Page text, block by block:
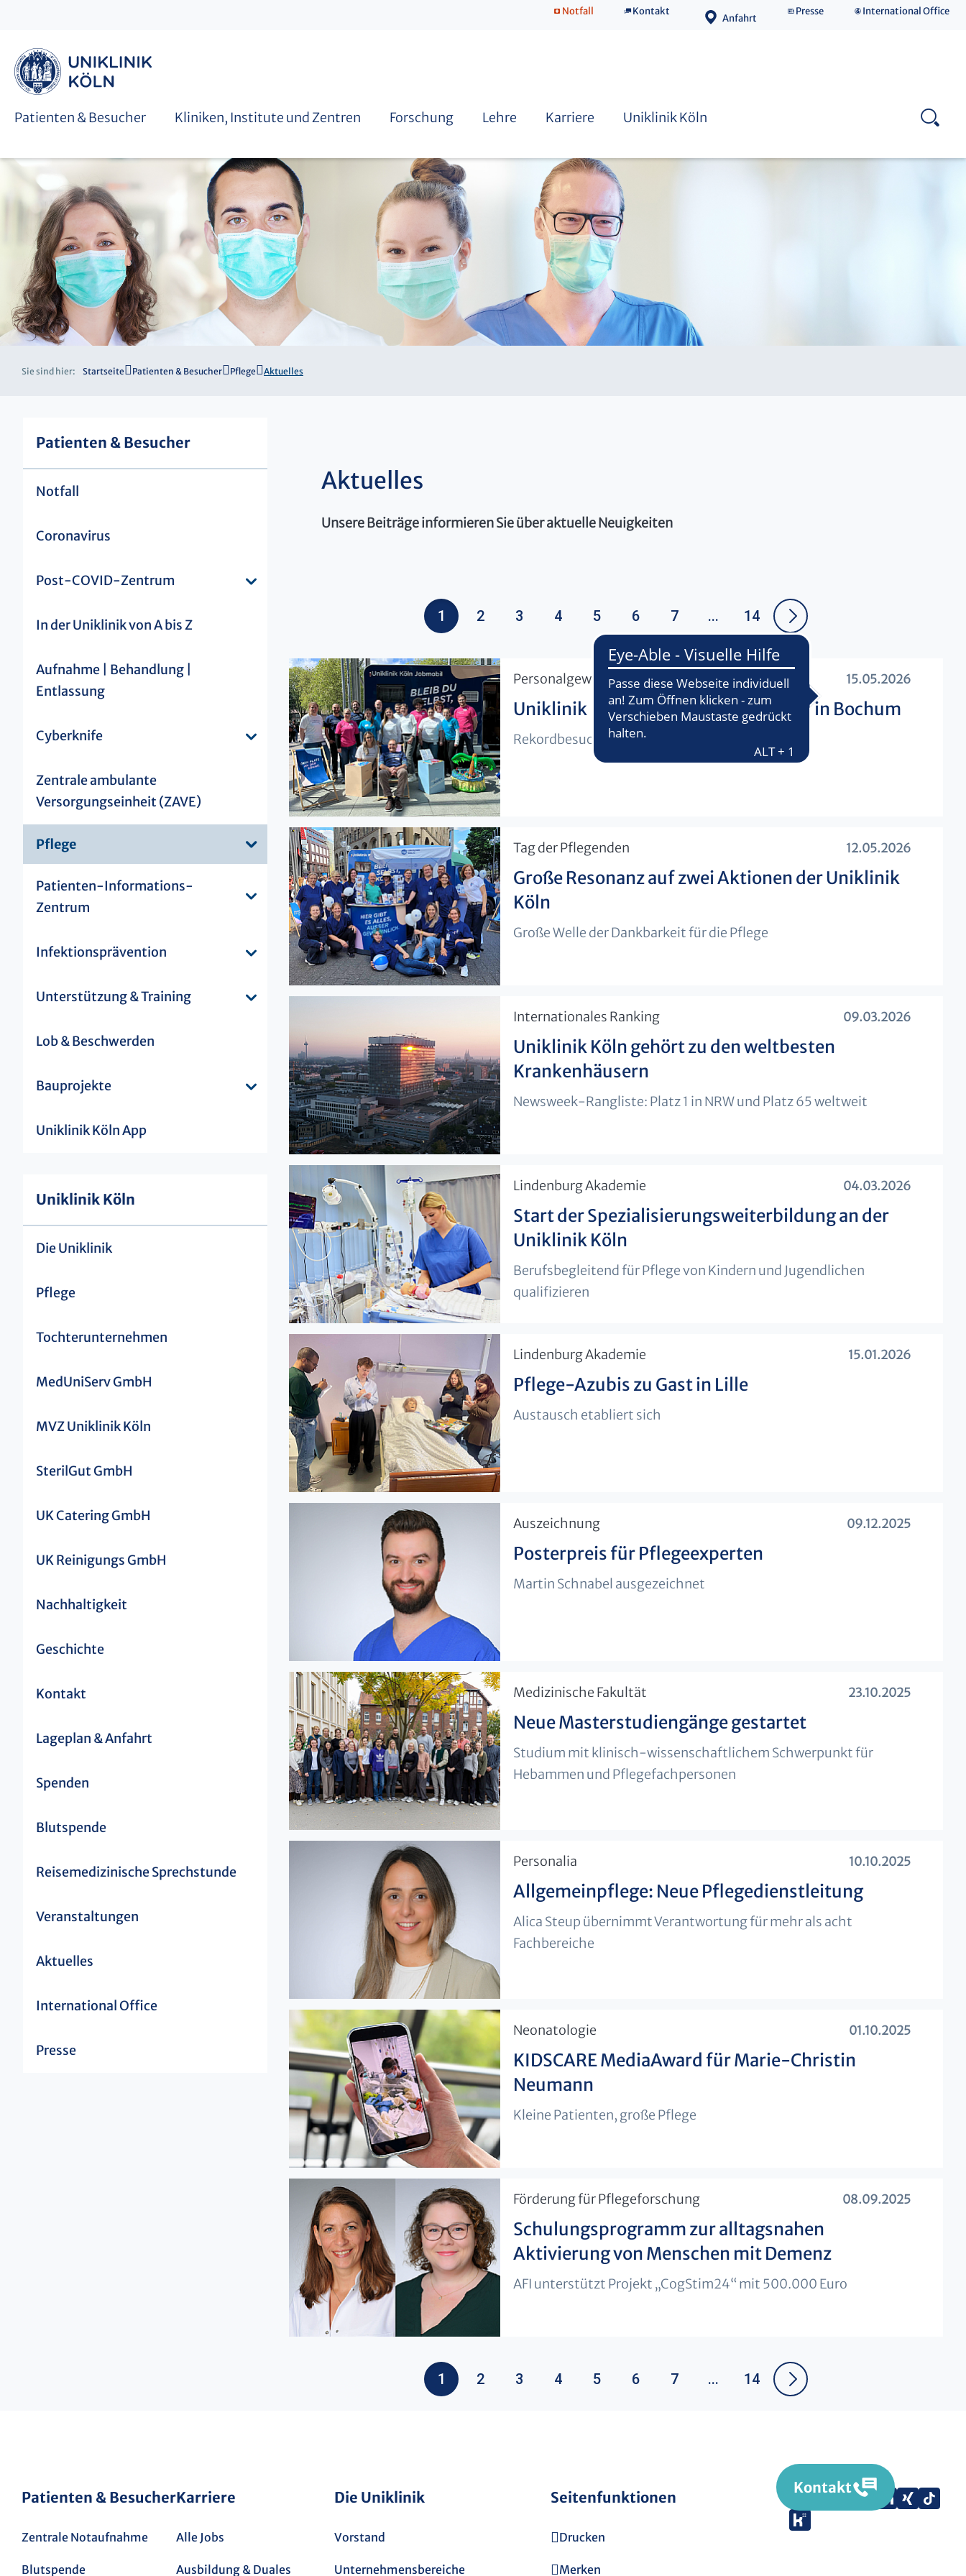
Kontakt
Notfall Kontakt
Anfahrt
Presse International Office
Patienten & Besucher Kliniken, Institute und Zentren Forschung Lehre Karriere Uniklinik Köln
Sie sind hier: Startseite Patienten & Besucher Pflege Aktuelles
Patienten & Besucher
Notfall
Coronavirus
Post-COVID-Zentrum
In der Uniklinik von A bis Z
Aufnahme | Behandlung |
Entlassung
Cyberknife
Zentrale ambulante
Versorgungseinheit (ZAVE)
Pflege
Patienten-Informations-
Zentrum
Infektionsprävention
Unterstützung & Training
Lob & Beschwerden
Bauprojekte
Uniklinik Köln App
Uniklinik Köln
Die Uniklinik
Pflege
Tochterunternehmen
MedUniServ GmbH
MVZ Uniklinik Köln
SterilGut GmbH
UK Catering GmbH
UK Reinigungs GmbH
Nachhaltigkeit
Geschichte
Kontakt
Lageplan & Anfahrt
Spenden
Blutspende
Reisemedizinische Sprechstunde
Veranstaltungen
Aktuelles
International Office
Presse
Aktuelles
Unsere Beiträge informieren Sie über aktuelle Neuigkeiten
1 2 3 4 5 6 7 ... 14
15.05.2026
​Personalgewinnung
Uniklinik Köln begeistert Nachwuchs in Bochum
Rekordbesuch beim Junge Pflege Kongress
12.05.2026
​Tag der Pflegenden
Große Resonanz auf zwei Aktionen der Uniklinik
Köln
Große Welle der Dankbarkeit für die Pflege
09.03.2026
​Internationales Ranking
Uniklinik Köln gehört zu den weltbesten
Krankenhäusern
Newsweek-Rangliste: Platz 1 in NRW und Platz 65 weltweit
04.03.2026
​Lindenburg Akademie
Start der Spezialisierungsweiterbildung an der
Uniklinik Köln
Berufsbegleitend für Pflege von Kindern und Jugendlichen
qualifizieren
15.01.2026
​Lindenburg Akademie
Pflege-Azubis zu Gast in Lille
Austausch etabliert sich
09.12.2025
​Auszeichnung
Posterpreis für Pflegeexperten
Martin Schnabel ausgezeichnet
23.10.2025
​Medizinische Fakultät
Neue Masterstudiengänge gestartet
Studium mit klinisch-wissenschaftlichem Schwerpunkt für
Hebammen und Pflegefachpersonen
10.10.2025
​Personalia
Allgemeinpflege: Neue Pflegedienstleitung
Alica Steup übernimmt Verantwortung für mehr als acht
Fachbereiche
01.10.2025
​Neonatologie
KIDSCARE MediaAward für Marie-Christin
Neumann
Kleine Patienten, große Pflege
08.09.2025
​Förderung für Pflegeforschung
Schulungsprogramm zur alltagsnahen
Aktivierung von Menschen mit Demenz
AFI unterstützt Projekt „CogStim24“ mit 500.000 Euro
1 2 3 4 5 6 7 ... 14
Patienten & Besucher
Zentrale Notaufnahme
Blutspende
Karriere
Alle Jobs
Ausbildung & Duales
Die Uniklinik
Vorstand
Unternehmensbereiche
Seitenfunktionen
Drucken
Merken
Facebook
Instagram
X
YouTube
LinkedIn
Xing